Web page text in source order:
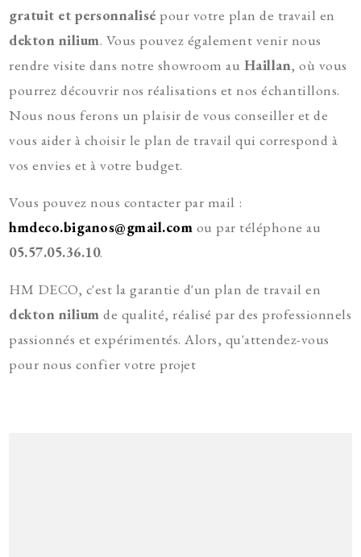
gratuit et personnalisé pour votre plan de travail en
dekton nilium. Vous pouvez également venir nous
rendre visite dans notre showroom au Haillan, où vous
pourrez découvrir nos réalisations et nos échantillons.
Nous nous ferons un plaisir de vous conseiller et de
vous aider à choisir le plan de travail qui correspond à
vos envies et à votre budget.
Vous pouvez nous contacter par mail :
hmdeco.biganos@gmail.com ou par téléphone au
05.57.05.36.10.
HM DECO, c'est la garantie d'un plan de travail en
dekton nilium de qualité, réalisé par des professionnels
passionnés et expérimentés. Alors, qu'attendez-vous
pour nous confier votre projet